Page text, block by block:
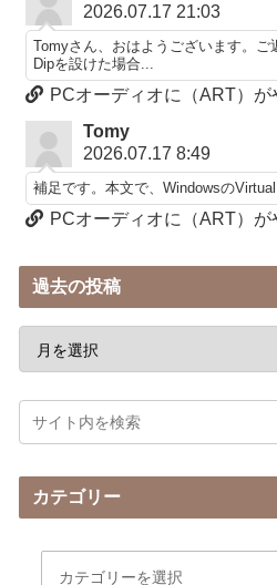
2026.07.17 21:03
Tomyさん、おはようございます。ご
Dipを設けた場合...
PCオーディオに（ART）が
Tomy
2026.07.17 8:49
補足です。本文で、Windowsの
PCオーディオに（ART）が
過去の投稿
カテゴリー